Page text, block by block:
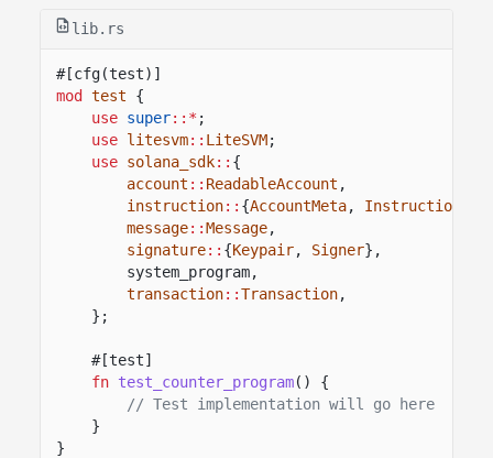
lib.rs
#[cfg(test)]
mod
test
{
use super::* ;
use litesvm:: LiteSVM;
use solana_sdk:: {
account :: ReadableAccount ,
instruction:: {AccountMeta, Instruction
message::Message,
signature:: {Keypair, Signer},
system_program,
transaction::Transaction,
};
#[test]
fn test_counter_program() {
// Test implementation will go here
}
}